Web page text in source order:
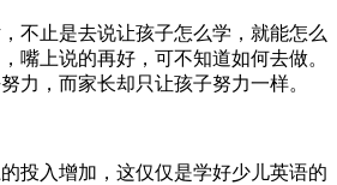
不止是去说让孩子怎么学，就能怎么
嘴上说的再好，可不知道如何去做。
力，而家长却只让孩子努力一样。
投入增加，这仅仅是学好少儿英语的